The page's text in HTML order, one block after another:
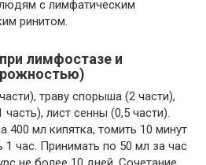
с лимфатическим
ринитом.
лимфостазе и
траву спорыша (2 части),
лист сенны (0,5 части).
400 мл кипятка, томить 10 минут
1 час. Принимать по 50 мл за час